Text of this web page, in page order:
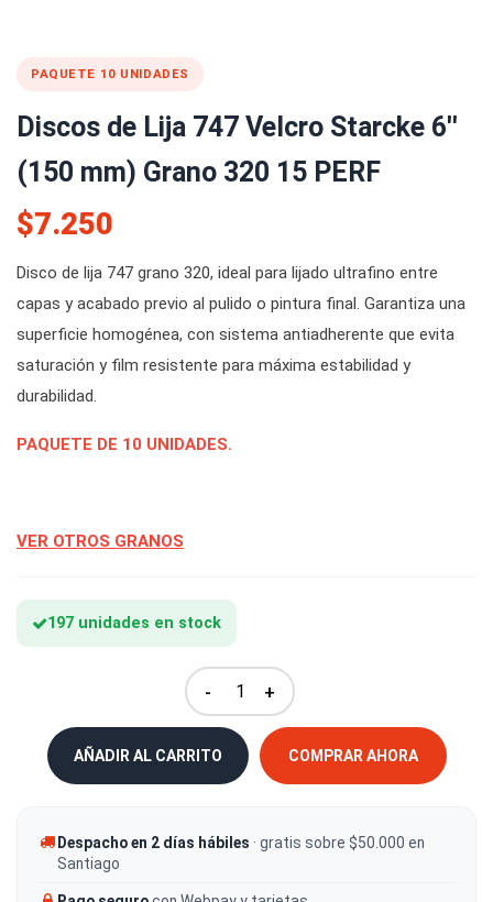
PAQUETE 10 UNIDADES
Discos de Lija 747 Velcro Starcke 6''
(150 mm) Grano 320 15 PERF
$7.250
Disco de lija 747 grano 320, ideal para lijado ultrafino entre
capas y acabado previo al pulido o pintura final. Garantiza una
superficie homogénea, con sistema antiadherente que evita
saturación y film resistente para máxima estabilidad y
durabilidad.
PAQUETE DE 10 UNIDADES.
VER OTROS GRANOS
197 unidades en stock
- +
AÑADIR AL CARRITO COMPRAR AHORA
Despacho en 2 días hábiles · gratis sobre $50.000 en
Santiago